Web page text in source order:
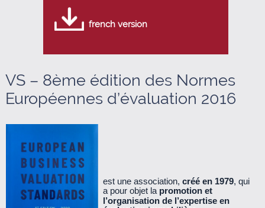
Le Cercle n°45 - juillet 2012 (950 Ko)
Le Cercle n°43 - décembre 2011 (340 Ko)
Le Cercle n°42 - septembre 2011 (510 Ko)
Le Cercle n°40 - avril 2011 (280 Ko)
Le Cercle n°39 - janvier 2011 (340 Ko)
french version
VS – 8ème édition des Normes
Européennes d’évaluation 2016
est une association, créé en 1979, qui
a pour objet la promotion et
l’organisation de l’expertise en